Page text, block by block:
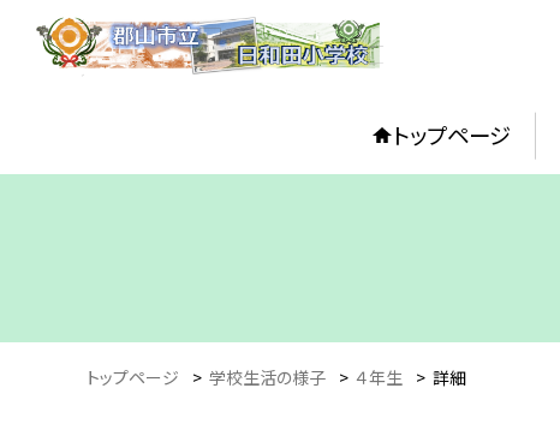
トップページ
トップページ > 学校生活の様子 > ４年生 > 詳細